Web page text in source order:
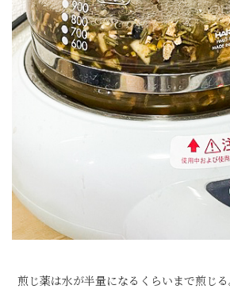
煎じ薬は水が半量になるくらいまで煎じ